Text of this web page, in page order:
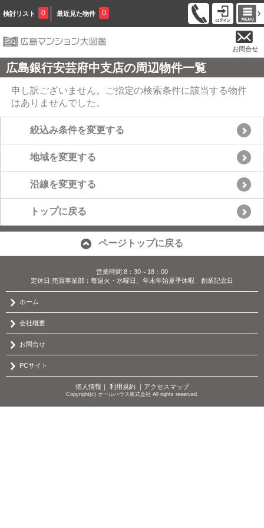
検討リスト 0 最近見た物件 0
お問合せ
広島銀行安芸府中支店の周辺物件一覧
申し訳ございません。ご指定の検索条件に該当する物件
はありませんでした。
絞込み条件を変更する
地域を変更する
沿線を変更する
トップに戻る
ページトップに戻る
営業時間:8：30～18：00
定休日:売買事業部：毎週火・水曜日、年末年始夏季休暇、創業記念日
ホーム
会社概要
お問合せ
PCサイト
個人情報 ｜ 利用規約｜ アクセスマップ
Copyright(c) オールハウス株式会社 All rights reserved.